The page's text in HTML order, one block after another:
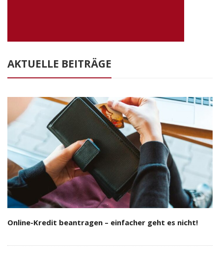
AKTUELLE BEITRÄGE
Online-Kredit beantragen – einfacher geht es nicht!